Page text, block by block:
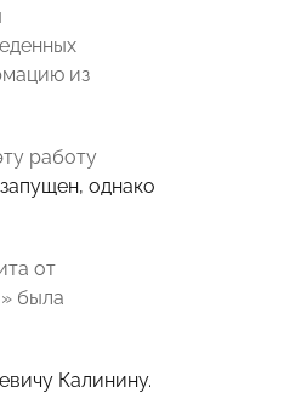
из
работу
однако
от
» была
Калинину.